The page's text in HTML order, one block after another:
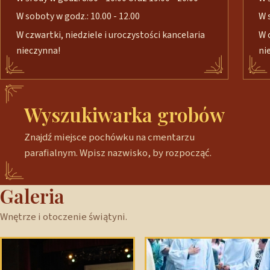
W soboty w godz.: 10.00 - 12.00
W czwartki, niedziele i uroczystości kancelaria
nieczynna!
W
W
Wyszukiwarka grobów
Znajdź miejsce pochówku na cmentarzu
parafialnym. Wpisz nazwisko, by rozpocząć.
Galeria
Wnętrze i otoczenie świątyni.